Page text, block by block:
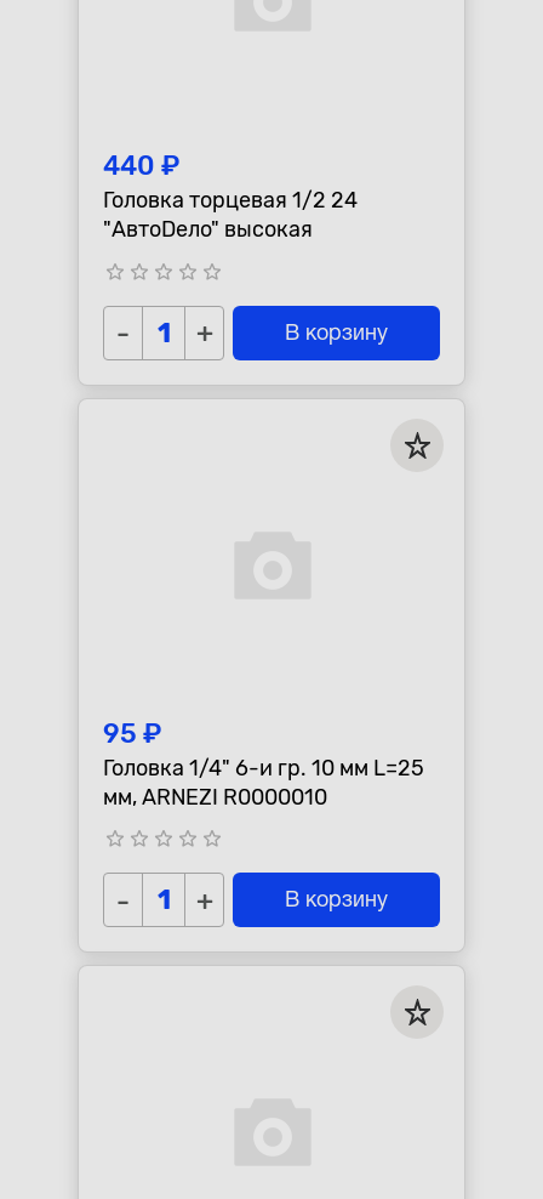
440 ₽
Головка торцевая 1/2 24
"АвтоDело" высокая
star_border star_border star_border star_border star_border
- + В корзину
95 ₽
Головка 1/4" 6-и гр. 10 мм L=25
мм, ARNEZI R0000010
star_border star_border star_border star_border star_border
- + В корзину